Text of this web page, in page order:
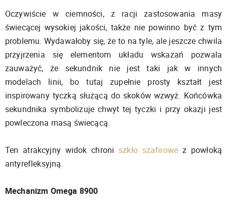
Oczywiście w ciemności, z racji zastosowania masy
świecącej wysokiej jakości, także nie powinno być z tym
problemu. Wydawałoby się, że to na tyle, ale jeszcze chwila
przyjrzenia się elementom układu wskazań pozwala
zauważyć, że sekundnik nie jest taki jak w innych
modelach linii, bo tutaj zupełnie prosty kształt jest
inspirowany tyczką służącą do skoków wzwyż. Końcówka
sekundnika symbolizuje chwyt tej tyczki i przy okazji jest
powleczona masą świecącą.
Ten atrakcyjny widok chroni szkło szafirowe z powłoką
antyrefleksyjną.
Mechanizm Omega 8900